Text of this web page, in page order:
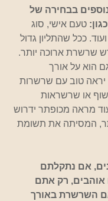
בבחירה של
טעם אישי, סוג
ככל שהתליון גדול
שרשרת ארוכה יותר.
הוא על אורך
טוב עם שרשרות
או שרשראות
מראה מכופתר ידרוש
המסיתה את תשומת
אם נתקלתם
רק אתם
השרשרת באורך